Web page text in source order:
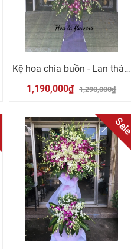
Kệ hoa chia buồn - Lan thái tím
1,190,000₫ 1,290,000₫
Sale